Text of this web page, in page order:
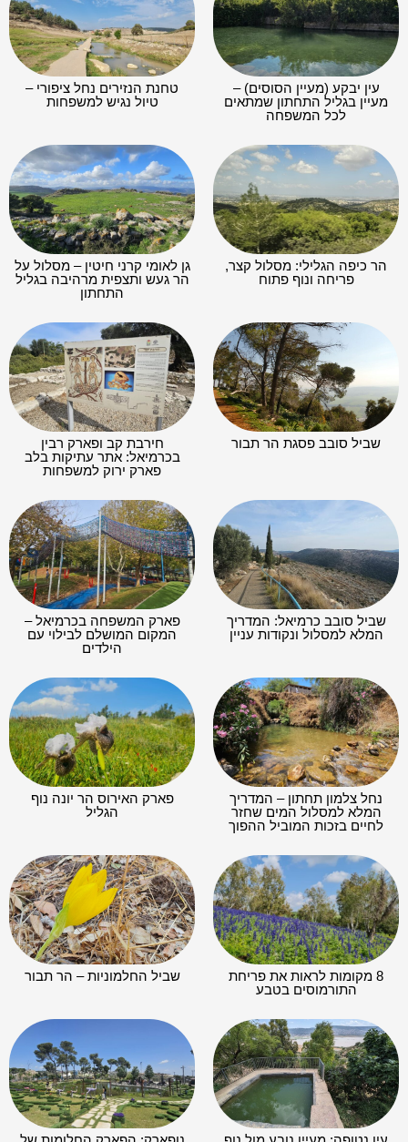
עין יבקע (מעיין הסוסים) –
מעיין בגליל התחתון שמתאים
לכל המשפחה
טחנת הנזירים נחל ציפורי –
טיול נגיש למשפחות
הר כיפה הגלילי: מסלול קצר,
פריחה ונוף פתוח
גן לאומי קרני חיטין – מסלול על
הר געש ותצפית מרהיבה בגליל
התחתון
שביל סובב פסגת הר תבור
חירבת קב ופארק רבין
בכרמיאל: אתר עתיקות בלב
פארק ירוק למשפחות
שביל סובב כרמיאל: המדריך
המלא למסלול ונקודות עניין
פארק המשפחה בכרמיאל –
המקום המושלם לבילוי עם
הילדים
נחל צלמון תחתון – המדריך
המלא למסלול המים שחזר
לחיים בזכות המוביל ההפוך
פארק האירוס הר יונה נוף
הגליל
8 מקומות לראות את פריחת
התורמוסים בטבע
שביל החלמוניות – הר תבור
עין נטופה: מעיין נובע מול נוף
בקעת בית נטופה
נופארק: הפארק החלומות של
נוף הגליל